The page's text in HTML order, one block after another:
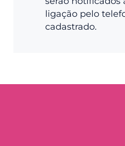
ligação pelo
cadastrado.